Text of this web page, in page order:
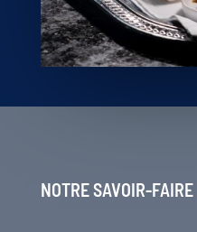
NOTRE SAVOIR-FAIRE